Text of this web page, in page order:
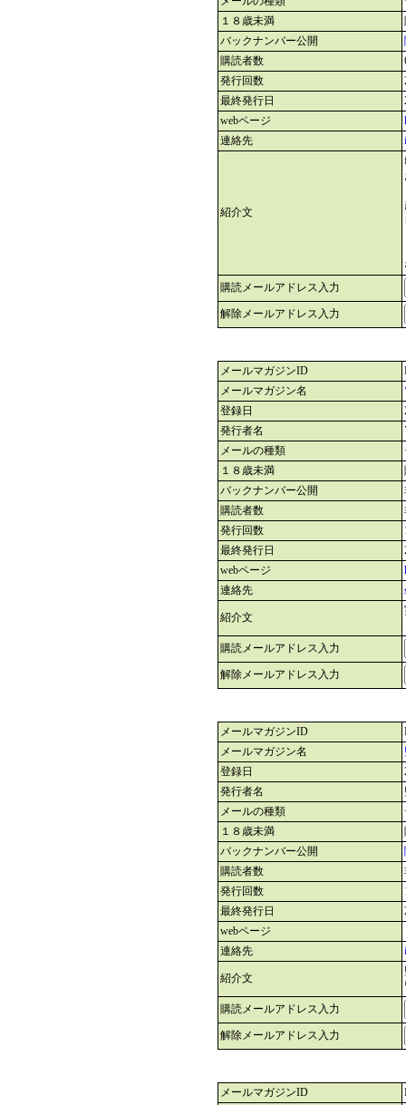
１８歳未満
バックナンバー公開
購読者数
発行回数
最終発行日
webページ
連絡先
紹介文
購読メールアドレス入力
解除メールアドレス入力
メールマガジンID
メールマガジン名
登録日
発行者名
メールの種類
１８歳未満
バックナンバー公開
購読者数
発行回数
最終発行日
webページ
連絡先
紹介文
購読メールアドレス入力
解除メールアドレス入力
メールマガジンID
メールマガジン名
登録日
発行者名
メールの種類
１８歳未満
バックナンバー公開
購読者数
発行回数
最終発行日
webページ
連絡先
紹介文
購読メールアドレス入力
解除メールアドレス入力
メールマガジンID